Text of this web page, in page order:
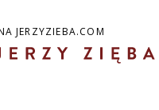
JERZYZIEBA.COM